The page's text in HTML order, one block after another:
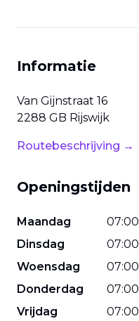
Informatie
Van Gijnstraat 16
2288 GB Rijswijk
Routebeschrijving →
Openingstijden
Maandag 07:00
Dinsdag
07:00
Woensdag
07:00
Donderdag
07:00
Vrijdag
07:00